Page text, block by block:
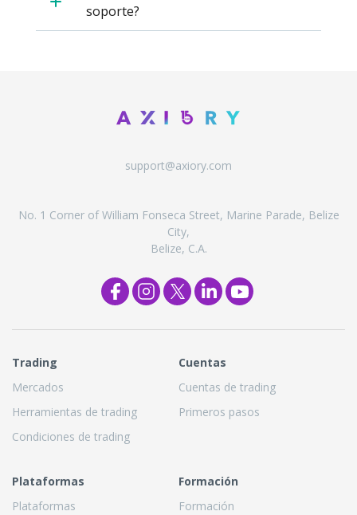
Fondos cotizados (ETFs)
Axiory App
Guía de instalación de cTrader
Transparencia y seguridad
Documentos legales
Trading is Risky.
soporte?
support@axiory.com
No. 1 Corner of William Fonseca Street, Marine Parade, Belize
City,
Belize, C.A.
Trading
Mercados
Herramientas de trading
Condiciones de trading
Cuentas
Cuentas de trading
Primeros pasos
Plataformas
Plataformas
Formación
Formación